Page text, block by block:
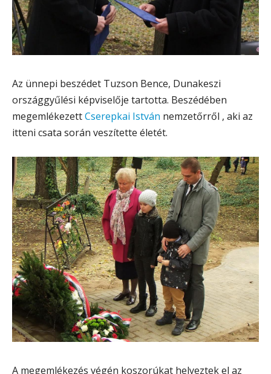
Az ünnepi beszédet Tuzson Bence, Dunakeszi
országgyűlési képviselője tartotta. Beszédében
megemlékezettCserepkai István nemzetőrről , aki az
itteni csata során veszítette életét.
A megemlékezés végén koszorúkat helyeztek el az